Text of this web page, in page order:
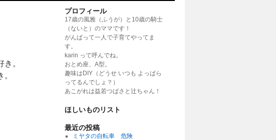
き。
。
プロフィール
17歳の風雅（ふうが）と10歳の騎士
（ないと）のママです！
がんばって一人で子育てやってま
す。
karin って呼んでね。
おとめ座、A型。
趣味はDIY（どうせ いつも よっぱら
ってるんでしょ？）
あこがれは益若つばさと辻ちゃん！
ほしいものリスト
最近の投稿
ミヤタの自転車 危険